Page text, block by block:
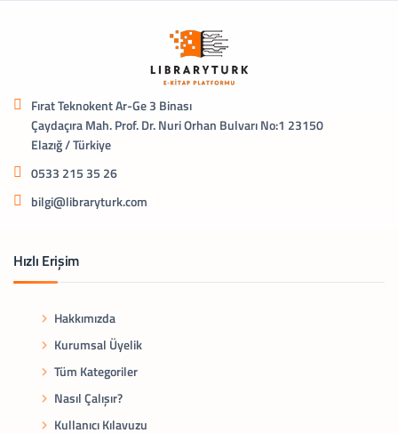
Fırat Teknokent Ar-Ge 3 Binası
Çaydaçıra Mah. Prof. Dr. Nuri Orhan Bulvarı No:1 23150
Elazığ / Türkiye
0533 215 35 26
bilgi@libraryturk.com
Hızlı Erişim
Hakkımızda
Kurumsal Üyelik
Tüm Kategoriler
Nasıl Çalışır?
Kullanıcı Kılavuzu